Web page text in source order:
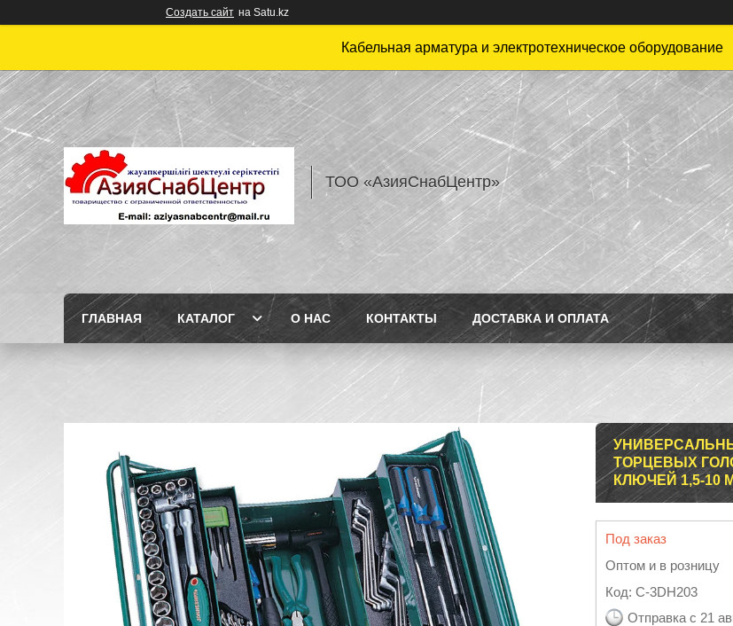
Создать сайт на Satu.kz
Кабельная арматура и электротехническое оборудование
ТОО «АзияСнабЦентр»
ГЛАВНАЯ КАТАЛОГ О НАС КОНТАКТЫ ДОСТАВКА И ОПЛАТА
ТОРЦЕВЫХ
КЛЮЧЕЙ 1,5-10
Под заказ
Оптом и в розницу
Код: C-3DH203
Отправка с 21